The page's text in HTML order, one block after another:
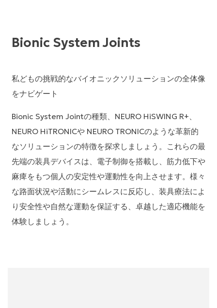
Bionic System Joints
私どもの挑戦的なバイオニックソリューションの全体像
をナビゲート
Bionic System Jointの種類、NEURO HiSWING R+、
NEURO HiTRONICや NEURO TRONICのような革新的
なソリューションの特徴を探求しましょう。これらの最
先端の装具デバイスは、電子制御を搭載し、筋力低下や
麻痺をもつ個人の安定性や運動性を向上させます。様々
な路面状況や活動にシームレスに反応し、装具療法によ
り安全性や自然な運動を保証する、卓越した適応機能を
体験しましょう。